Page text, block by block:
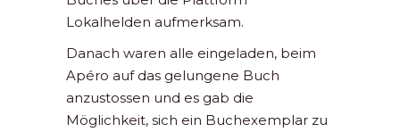
Lokalhelden aufmerksam.
Danach waren alle eingeladen, beim
Apéro auf das gelungene Buch
anzustossen und es gab die
Möglichkeit, sich ein Buchexemplar zu